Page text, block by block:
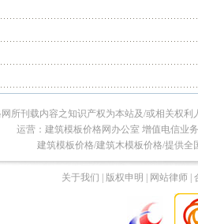
所刊载内容之知识产权为本站及/或相关权
运营：建筑模板价格网办公室 增值电信业
建筑模板价格/建筑木模板价格/提供
关于我们 | 版权申明 | 网站律师 |